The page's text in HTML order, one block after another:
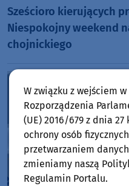
Sześcioro kierujących
Niespokojny weekend
chojnickiego
W związku z wejściem
Rozporządzenia
(UE) 2016/679 z dnia
ochrony osób
przetwarzaniem
zmieniamy naszą
Regulamin Portalu.